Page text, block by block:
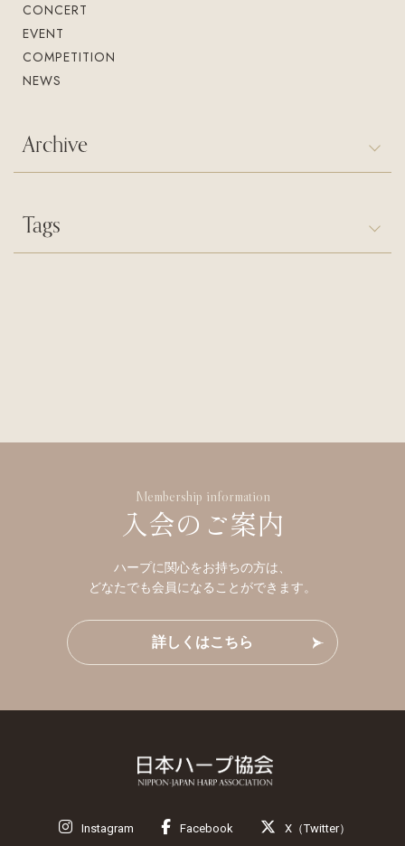
CONCERT
EVENT
COMPETITION
NEWS
Archive
Tags
Membership information
入会のご案内
ハープに関心をお持ちの方は、
どなたでも会員になることができます。
詳しくはこちら
Instagram Facebook X（Twitter）